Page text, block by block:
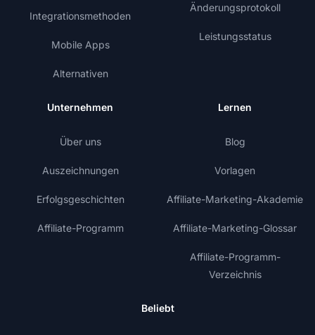
Integrationsmethoden
Mobile Apps
Alternativen
Änderungsprotokoll
Leistungsstatus
Unternehmen
Über uns
Auszeichnungen
Erfolgsgeschichten
Affiliate-Programm
Lernen
Blog
Vorlagen
Affiliate-Marketing-Akademie
Affiliate-Marketing-Glossar
Affiliate-Programm-
Verzeichnis
Beliebt